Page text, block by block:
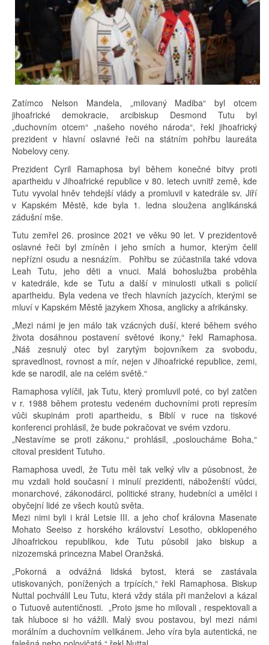
Zatímco Nelson Mandela, „milovaný Madiba“ byl otcem
jihoafrické demokracie, arcibiskup Desmond Tutu byl
„duchovním otcem“ „našeho nového národa“, řekl jihoafrický
prezident v hlavní oslavné řeči na státním pohřbu laureáta
Nobelovy ceny.
Prezident Cyril Ramaphosa byl během konečné bitvy proti
apartheidu v Jihoafrické republice v 80. letech uvnitř země, kde
Tutu vyvolal hněv tehdejší vlády a promluvil v katedrále sv. Jiří
v Kapském Městě, kde byla 1. ledna sloužena anglikánská
zádušní mše.
Tutu zemřel 26. prosince 2021 ve věku 90 let. V prezidentově
oslavné řeči byl zmíněn i jeho smích a humor, kterým čelil
nepřízni osudu a nesnázím. Pohřbu se zúčastnila také vdova
Leah Tutu, jeho děti a vnuci. Malá bohoslužba proběhla
v katedrále, kde se Tutu a další v minulosti utkali s policií
apartheidu. Byla vedena ve třech hlavních jazycích, kterými se
mluví v Kapském Městě jazykem Xhosa, anglicky a afrikánsky.
„Mezi námi je jen málo tak vzácných duší, které během svého
života dosáhnou postavení světové ikony,“ řekl Ramaphosa.
„Náš zesnulý otec byl zarytým bojovníkem za svobodu,
spravedlnost, rovnost a mír, nejen v Jihoafrické republice, zemi,
kde se narodil, ale na celém světě.“
Ramaphosa vylíčil, jak Tutu, který promluvil poté, co byl zatčen
v r. 1988 během protestu vedeném duchovními proti represím
vůči skupinám proti apartheidu, s Biblí v ruce na tiskové
konferenci prohlásil, že bude pokračovat ve svém vzdoru.
„Nestavíme se proti zákonu,“ prohlásil, „posloucháme Boha,“
citoval president Tutuho.
Ramaphosa uvedl, že Tutu měl tak velký vliv a působnost, že
mu vzdali hold současní i minulí prezidenti, náboženští vůdci,
monarchové, zákonodárci, politické strany, hudebníci a umělci i
obyčejní lidé ze všech koutů světa.
Mezi nimi byli i král Letsie III. a jeho choť královna Masenate
Mohato Seeiso z horského království Lesotho, obklopeného
Jihoafrickou republikou, kde Tutu působil jako biskup a
nizozemská princezna Mabel Oranžská.
„Pokorná a odvážná lidská bytost, která se zastávala
utiskovaných, ponížených a trpících,“ řekl Ramaphosa. Biskup
Nuttal pochválil Leu Tutu, která vždy stála při manželovi a kázal
o Tutuově autentičnosti. „Proto jsme ho milovali , respektovali a
tak hluboce si ho vážili. Malý svou postavou, byl mezi námi
morálním a duchovním velikánem. Jeho víra byla autentická, ne